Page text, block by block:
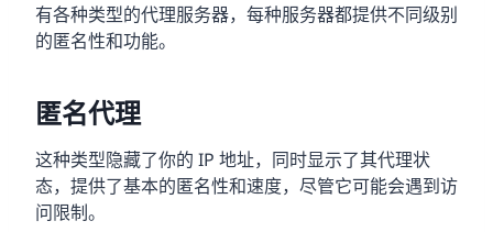
有各种类型的代理服务器，每种服务器都提供不同级别
的匿名性和功能。
匿名代理
这种类型隐藏了你的 IP 地址，同时显示了其代理状
态，提供了基本的匿名性和速度，尽管它可能会遇到访
问限制。